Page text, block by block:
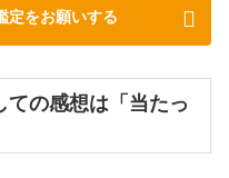
定をお願いする
ての感想は「当たっ